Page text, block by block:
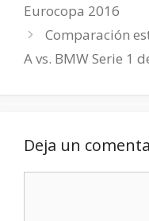
Eurocopa 2016
Comparación
A vs. BMW Serie 1
Deja un